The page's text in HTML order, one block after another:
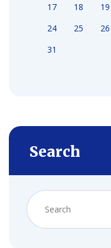
17
18 19
24
25 26
31
Search